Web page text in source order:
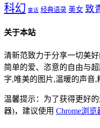
科幻 童话 经典语录 美女 致
关于本站
清新范致力于分享一切美
简单的爱、恣意的自由与
字,唯美的图片,温暖的声音,
温馨提示：为了获得更好
器)，建议使用 Chrome浏